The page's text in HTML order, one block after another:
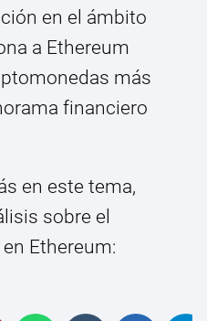
en el ámbito
a Ethereum
más
financiero
en este tema,
sobre el
Ethereum: